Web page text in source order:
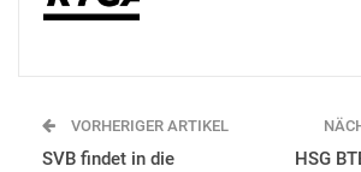
VORHERIGER ARTIKEL
SVB findet in die
HSG